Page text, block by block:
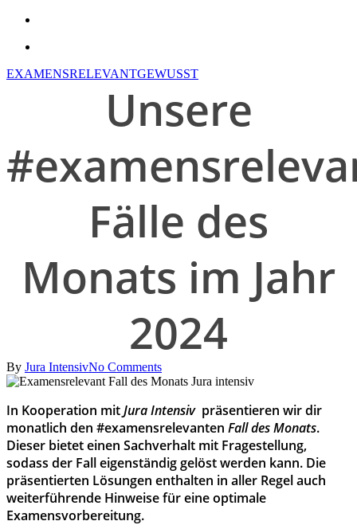
EXAMENSRELEVANTGEWUSST
Unsere
Fälle des
Monats im Jahr
2024
By Jura IntensivNo Comments
In Kooperation mitJura Intensivpräsentieren wir dir
monatlich den #examensrelevanten Fall des Monats.
Dieser bietet einen Sachverhalt mit Fragestellung,
sodass der Fall eigenständig gelöst werden kann. Die
präsentierten Lösungen enthalten in aller Regel auch
weiterführende Hinweise für eine optimale
Examensvorbereitung.